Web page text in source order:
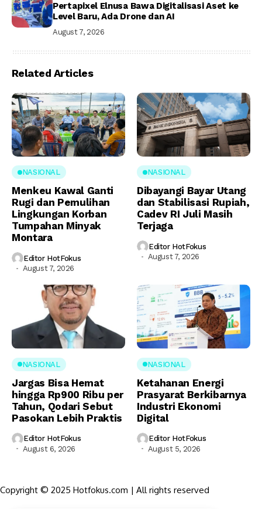
Pertapixel Elnusa Bawa Digitalisasi Aset ke
Level Baru, Ada Drone dan AI
August 7, 2026
Related Articles
NASIONAL
Menkeu Kawal Ganti
Rugi dan Pemulihan
Lingkungan Korban
Tumpahan Minyak
Montara
Editor HotFokus
August 7, 2026
NASIONAL
Dibayangi Bayar Utang
dan Stabilisasi Rupiah,
Cadev RI Juli Masih
Terjaga
Editor HotFokus
August 7, 2026
NASIONAL
Jargas Bisa Hemat
hingga Rp900 Ribu per
Tahun, Qodari Sebut
Pasokan Lebih Praktis
Editor HotFokus
August 6, 2026
NASIONAL
Ketahanan Energi
Prasyarat Berkibarnya
Industri Ekonomi
Digital
Editor HotFokus
August 5, 2026
Copyright © 2025 Hotfokus.com | All rights reserved